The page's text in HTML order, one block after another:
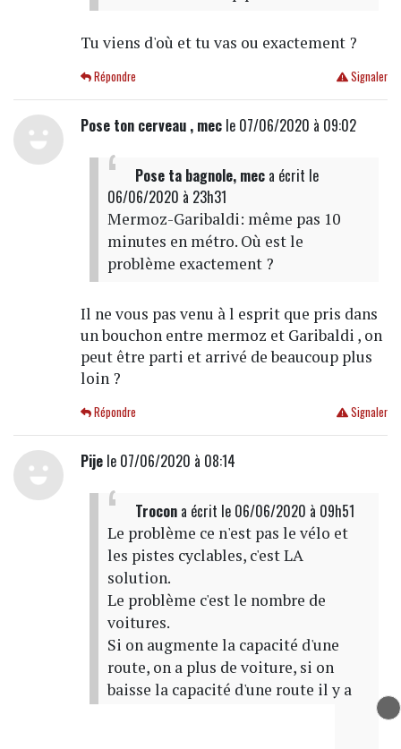
Tu viens d'où et tu vas ou exactement ?
Signaler
Répondre
Pose ton cerveau , mecle 07/06/2020 à 09:02
Pose ta bagnole, meca écrit le
06/06/2020 à 23h31
Mermoz-Garibaldi: même pas 10
minutes en métro. Où est le
problème exactement ?
Il ne vous pas venu à l esprit que pris dans
un bouchon entre mermoz et Garibaldi , on
peut être parti et arrivé de beaucoup plus
loin ?
Signaler
Répondre
Pijele 07/06/2020 à 08:14
Trocona écrit le 06/06/2020 à 09h51
Le problème ce n'est pas le vélo et
les pistes cyclables, c'est LA
solution.
Le problème c'est le nombre de
voitures.
Si on augmente la capacité d'une
route, on a plus de voiture, si on
baisse la capacité d'une route il y a